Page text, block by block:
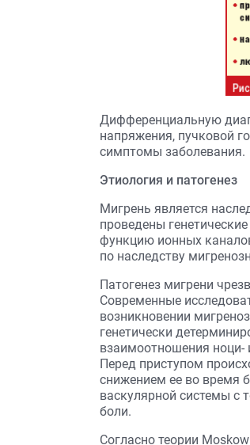
Дифференциальную
напряжения, пучковой
симптомы заболевания.
Этиология и патогенез
Мигрень является
проведены
функцию ионных
по наследству
Патогенез мигрени
Современные
возникновении
генетически
взаимоотношения ноци-
Перед приступом
снижением ее во время
васкулярной системы с
боли.
Согласно теории